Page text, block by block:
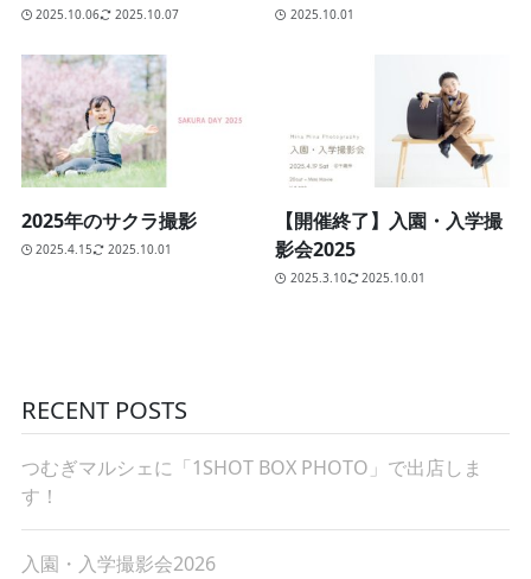
2025.10.06 2025.10.07 2025.10.01
2025年のサクラ撮影
2025.4.15 2025.10.01
【開催終了】入園・入学撮
影会2025
2025.3.10 2025.10.01
RECENT POSTS
つむぎマルシェに「1SHOT BOX PHOTO」で出店しま
す！
入園・入学撮影会2026